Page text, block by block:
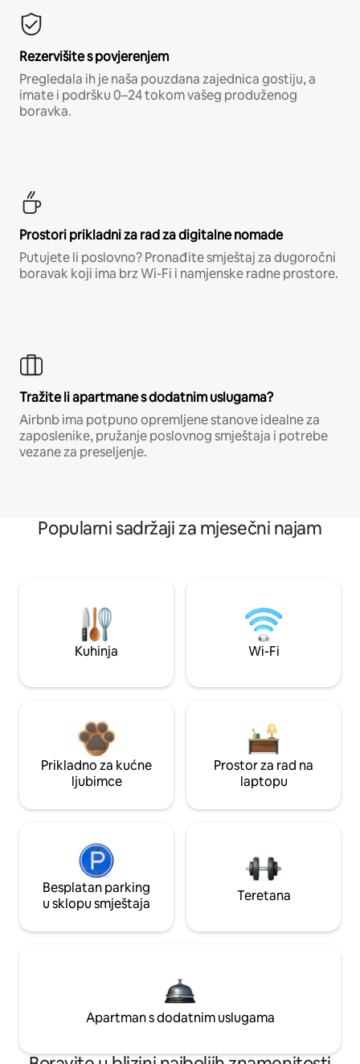
Rezervišite s povjerenjem
Pregledala ih je naša pouzdana zajednica gostiju, a
imate i podršku 0–24 tokom vašeg produženog
boravka.
Prostori prikladni za rad za digitalne nomade
Putujete li poslovno? Pronađite smještaj za dugoročni
boravak koji ima brz Wi-Fi i namjenske radne prostore.
Tražite li apartmane s dodatnim uslugama?
Airbnb ima potpuno opremljene stanove idealne za
zaposlenike, pružanje poslovnog smještaja i potrebe
vezane za preseljenje.
Popularni sadržaji za mjesečni najam
Kuhinja Wi-Fi
Prikladno za kućne
ljubimce
Prostor za rad na
laptopu
Besplatan parking
u sklopu smještaja
Teretana
Apartman s dodatnim uslugama